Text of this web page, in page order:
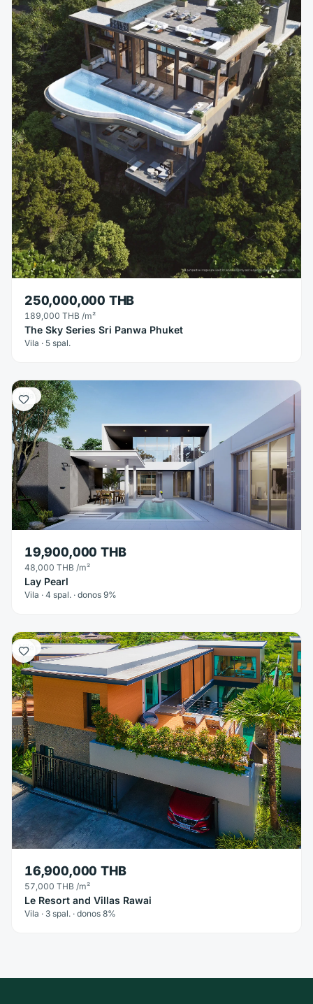
250,000,000 THB
189,000 THB /m²
The Sky Series Sri Panwa Phuket
Vila · 5 spal.
Vila
19,900,000 THB
48,000 THB /m²
Lay Pearl
Vila · 4 spal. · donos 9%
Vila
16,900,000 THB
57,000 THB /m²
Le Resort and Villas Rawai
Vila · 3 spal. · donos 8%